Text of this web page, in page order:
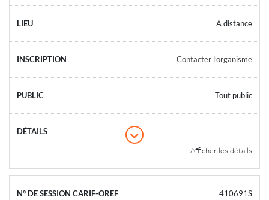
A distance
Contacter l’organisme
Tout public
Afficher les détails
410691S